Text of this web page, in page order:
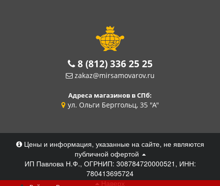
8 (812) 336 25 25
zakaz@mirsamovarov.ru
Адреса магазинов в СПб:
ул. Ольги Берггольц, 35 "А"
Цены и информация, указанные на сайте, не являются
публичной офертой
ИП Павлова Н.Ф., ОГРНИП: 308784720000521, ИНН:
780413695724
Наверх